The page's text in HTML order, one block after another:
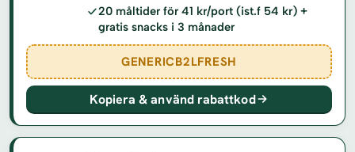
20 måltider för 41 kr/port (ist.f 54 kr) +
gratis snacks i 3 månader
GENERICB2LFRESH
Kopiera & använd rabattkod